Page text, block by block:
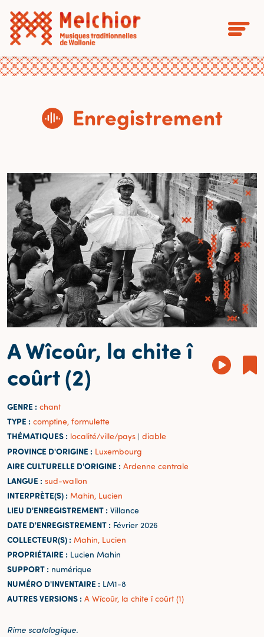
Enregistrement
A Wîcoûr, la chite î
coûrt (2)
GENRE : chant
TYPE : comptine, formulette
THÉMATIQUES : localité/ville/pays | diable
PROVINCE D'ORIGINE : Luxembourg
AIRE CULTURELLE D'ORIGINE : Ardenne centrale
LANGUE : sud-wallon
INTERPRÈTE(S) : Mahin, Lucien
LIEU D'ENREGISTREMENT : Villance
DATE D'ENREGISTREMENT : Février 2026
COLLECTEUR(S) : Mahin, Lucien
PROPRIÉTAIRE : Lucien Mahin
SUPPORT : numérique
NUMÉRO D'INVENTAIRE : LM1-8
AUTRES VERSIONS : A Wîcoûr, la chite î coûrt (1)
Rime scatologique.